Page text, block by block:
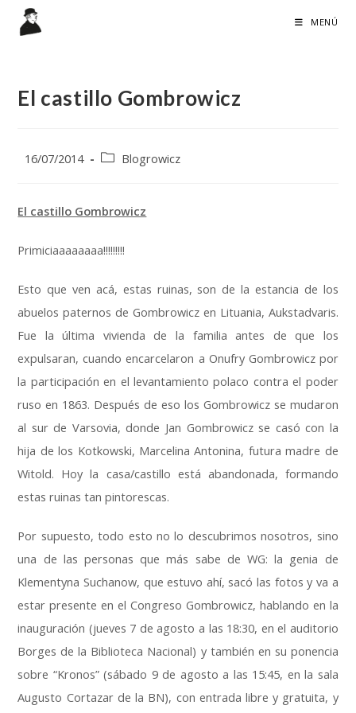
MENÚ
El castillo Gombrowicz
Publicación
entrada:
16/07/2014
Categoría
entrada:
Blogrowicz
El castillo Gombrowicz
Primiciaaaaaaaa!!!!!!!!!
Esto que ven acá, estas ruinas, son de la estancia de los
abuelos paternos de Gombrowicz en Lituania, Aukstadvaris.
Fue la última vivienda de la familia antes de que los
expulsaran, cuando encarcelaron a Onufry Gombrowicz por
la participación en el levantamiento polaco contra el poder
ruso en 1863. Después de eso los Gombrowicz se mudaron
al sur de Varsovia, donde Jan Gombrowicz se casó con la
hija de los Kotkowski, Marcelina Antonina, futura madre de
Witold. Hoy la casa/castillo está abandonada, formando
estas ruinas tan pintorescas.
Por supuesto, todo esto no lo descubrimos nosotros, sino
una de las personas que más sabe de WG: la genia de
Klementyna Suchanow, que estuvo ahí, sacó las fotos y va a
estar presente en el Congreso Gombrowicz, hablando en la
inauguración (jueves 7 de agosto a las 18:30, en el auditorio
Borges de la Biblioteca Nacional) y también en su ponencia
sobre “Kronos” (sábado 9 de agosto a las 15:45, en la sala
Augusto Cortazar de la BN), con entrada libre y gratuita, y